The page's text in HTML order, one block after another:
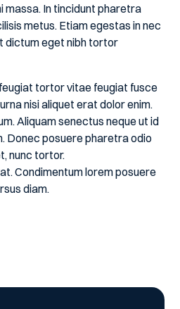
massa. In tincidunt pharetra
metus. Etiam egestas in nec
dictum eget nibh tortor
tortor vitae feugiat fusce
nisi aliquet erat dolor enim.
Aliquam senectus neque ut id
Donec posuere pharetra odio
nunc tortor.
Condimentum lorem posuere
diam.